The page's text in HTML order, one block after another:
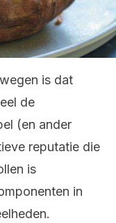
is dat
de
(en ander
reputatie die
is
in